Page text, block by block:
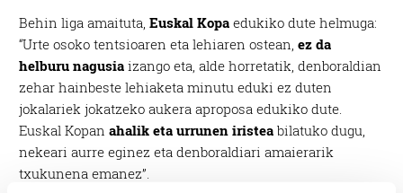
Behin liga amaituta,Euskal Kopa edukiko dute helmuga:
“Urte osoko tentsioaren eta lehiaren ostean,ez da
helburu nagusia izango eta, alde horretatik, denboraldian
zehar hainbeste lehiaketa minutu eduki ez duten
jokalariek jokatzeko aukera aproposa edukiko dute.
Euskal Kopanahalik eta urrunen iristea bilatuko dugu,
nekeari aurre eginez eta denboraldiari amaierarik
txukunena emanez”.